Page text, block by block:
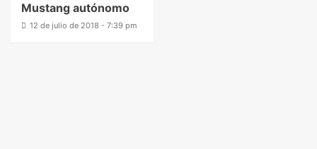
Mustang autónomo
12 de julio de 2018 - 7:39 pm